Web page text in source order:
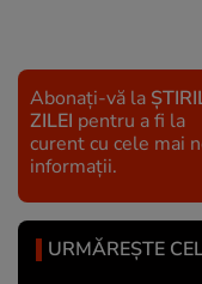
Abonați-vă la
ZILEI pentru a fi la
curent cu cele mai
informații.
URMĂREȘTE